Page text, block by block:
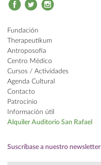
Fundación
Therapeutikum
Antroposofía
Centro Médico
Cursos / Actividades
Agenda Cultural
Contacto
Patrocinio
Información útil
Alquiler Auditorio San Rafael
Suscríbase a nuestro newsletter